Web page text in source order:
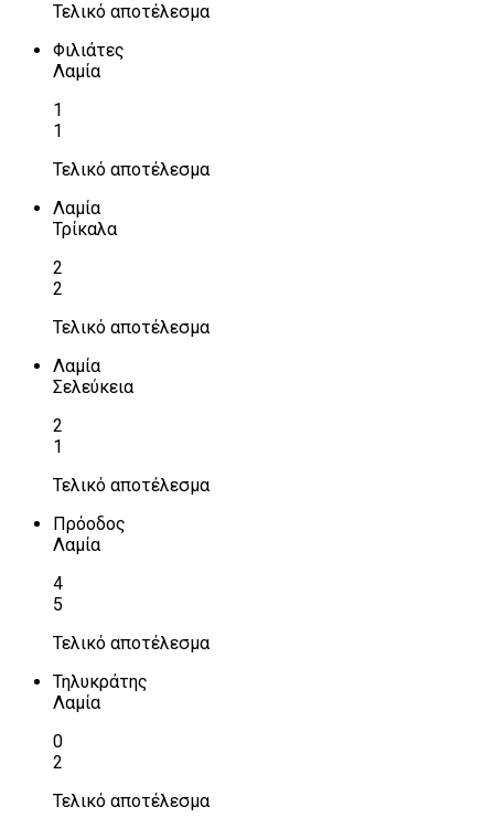
Τελικό αποτέλεσμα
Φιλιάτες
Λαμία
1
1
Τελικό αποτέλεσμα
Λαμία
Τρίκαλα
2
2
Τελικό αποτέλεσμα
Λαμία
Σελεύκεια
2
1
Τελικό αποτέλεσμα
Πρόοδος
Λαμία
4
5
Τελικό αποτέλεσμα
Τηλυκράτης
Λαμία
0
2
Τελικό αποτέλεσμα